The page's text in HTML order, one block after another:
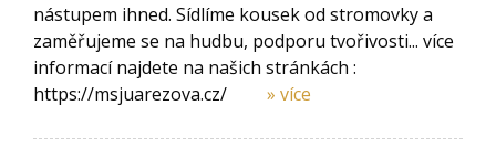
nástupem ihned. Sídlíme kousek od stromovky a
zaměřujeme se na hudbu, podporu tvořivosti... více
informací najdete na našich stránkách :
https://msjuarezova.cz/
» více